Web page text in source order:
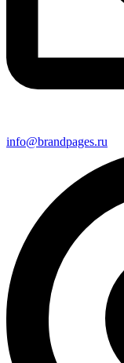
info@brandpages.ru